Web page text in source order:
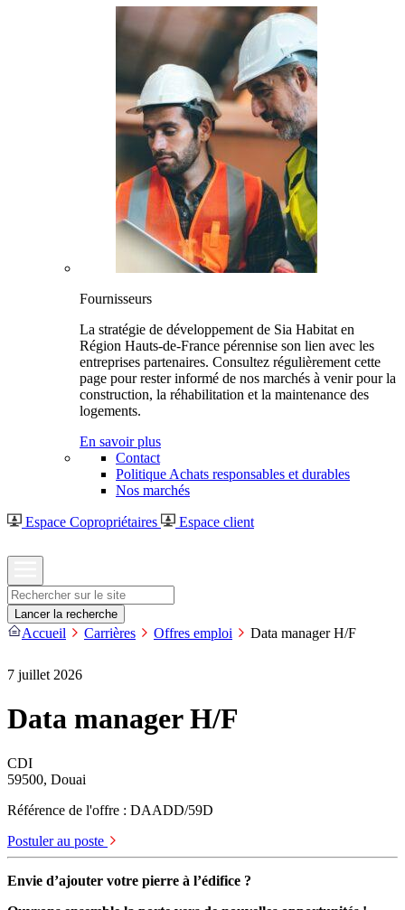
Fournisseurs
La stratégie de développement de Sia Habitat en
Région Hauts-de-France pérennise son lien avec les
entreprises partenaires. Consultez régulièrement cette
page pour rester informé de nos marchés à venir pour la
construction, la réhabilitation et la maintenance des
logements.
En savoir plus
Contact
Politique Achats responsables et durables
Nos marchés
Espace Copropriétaires Espace client
Rechercher
Lancer la recherche
Accueil Carrières Offres emploi Data manager H/F
7 juillet 2026
Data manager H/F
CDI
59500, Douai
Référence de l'offre : DAADD/59D
Postuler au poste
Envie d’ajouter votre pierre à l’édifice ?